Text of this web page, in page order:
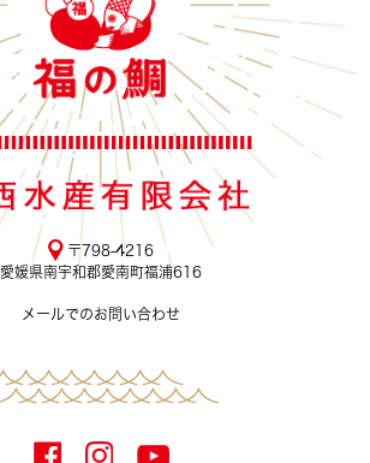
〒798-4216
愛媛県南宇和郡愛南町福浦616
メールでのお問い合わせ